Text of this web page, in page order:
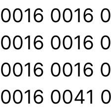
0016 0016
0016 0016
0016 0016
0016 0041